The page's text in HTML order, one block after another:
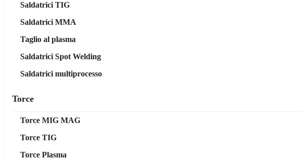
Saldatrici TIG
Saldatrici MMA
Taglio al plasma
Saldatrici Spot Welding
Saldatrici multiprocesso
Torce
Torce MIG MAG
Torce TIG
Torce Plasma